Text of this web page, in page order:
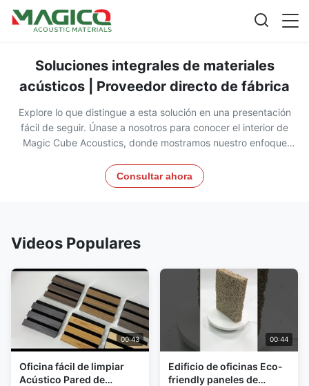
Soluciones integrales de materiales
acústicos | Proveedor directo de fábrica
Explore lo que distingue a esta solución en una presentación
fácil de seguir. Únase a nosotros para conocer el interior de
Magic Cube Acoustics, donde mostramos nuestro enfoque
materiales hasta la acústica arquitectónica y el control del ruido
industrial. Vea cómo nuestros productos diseñados por
materiales acústicos de alta calidad al año.
Consultar ahora
Videos Populares
00:43
Oficina fácil de limpiar
Acústico Pared de
00:44
Edificio de oficinas Eco-
friendly paneles de